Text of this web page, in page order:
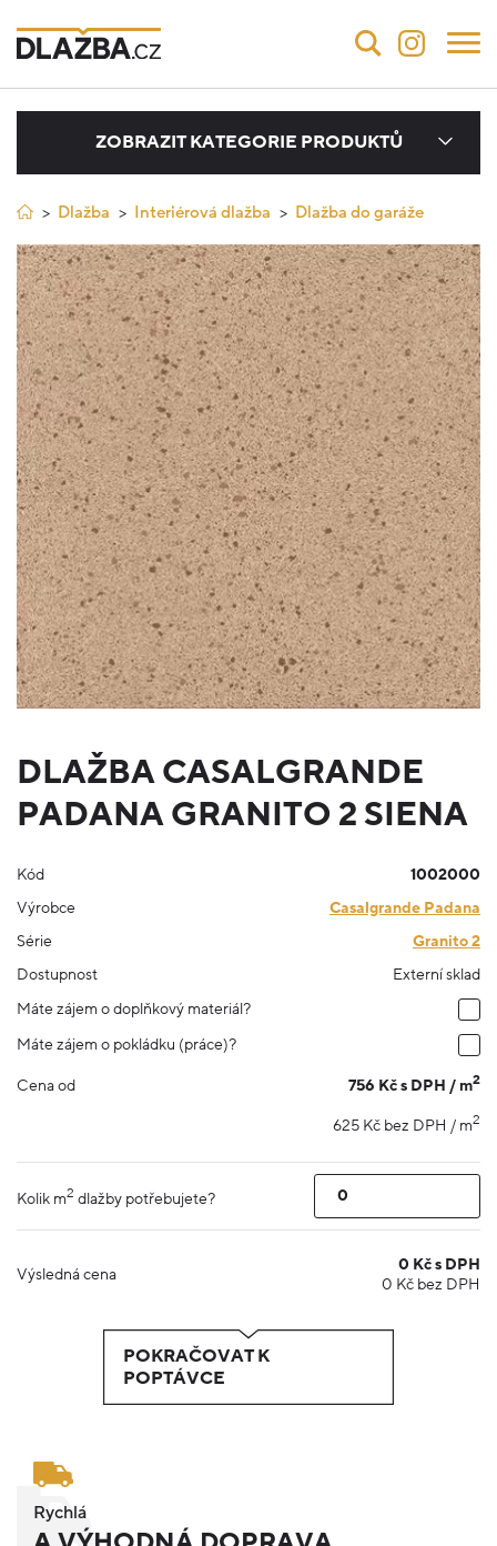
ZOBRAZIT KATEGORIE PRODUKTŮ
Dlažba Interiérová dlažba Dlažba do garáže
DLAŽBA CASALGRANDE
PADANA GRANITO 2 SIENA
Kód
1002000
Výrobce
Casalgrande Padana
Série
Granito 2
Dostupnost
Externí sklad
Máte zájem o doplňkový materiál?
Máte zájem o pokládku (práce)?
Cena od
756 Kč s DPH / m2
625 Kč bez DPH / m2
Kolik m2 dlažby potřebujete?
Výsledná cena 0 Kč s DPH
0 Kč bez DPH
POKRAČOVAT K
POPTÁVCE
Rychlá